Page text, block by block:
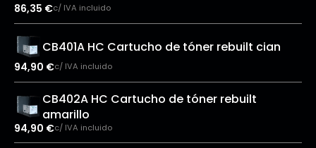
86,35 €c/ IVA incluido
CB401A HC Cartucho de tóner rebuilt cian
94,90 €c/ IVA incluido
CB402A HC Cartucho de tóner rebuilt
amarillo
94,90 €c/ IVA incluido